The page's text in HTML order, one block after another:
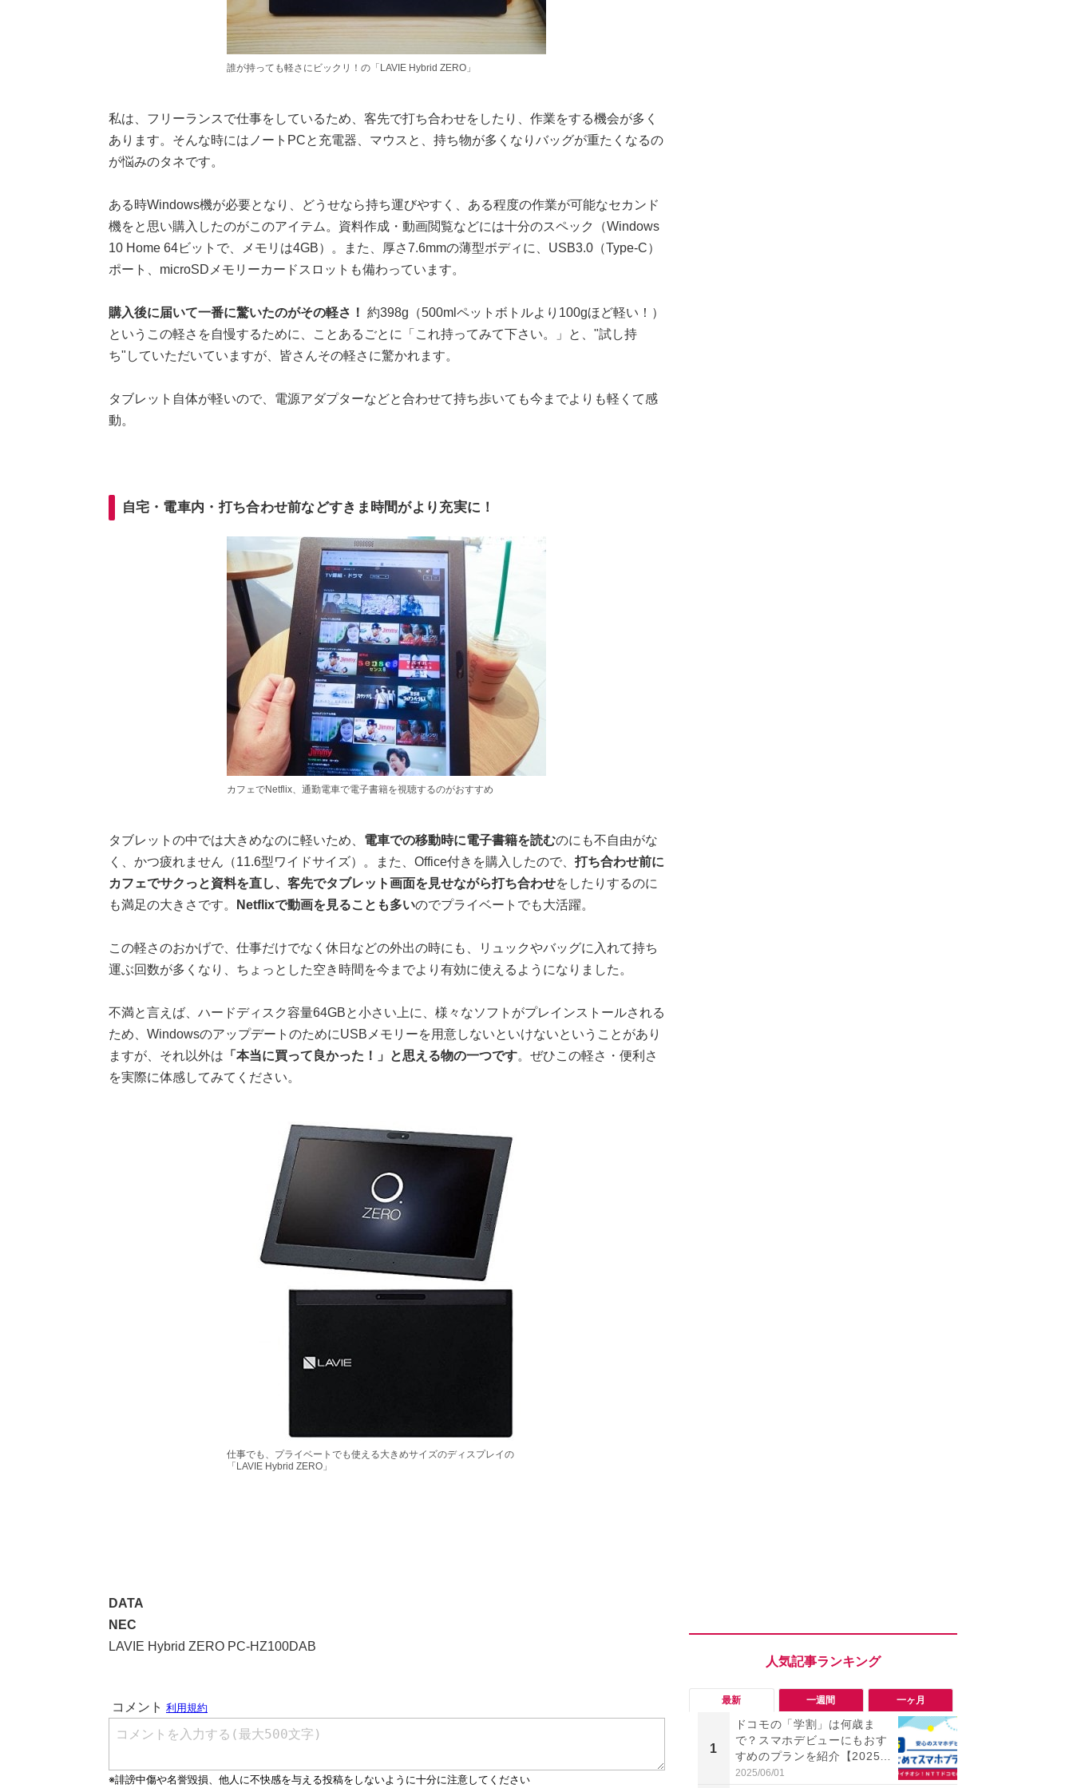
誰が持っても軽さにビックリ！の「LAVIE Hybrid ZERO」
私は、フリーランスで仕事をしているため、客先で打ち合わせをしたり、作業をする機会が多く
あります。そんな時にはノートPCと充電器、マウスと、持ち物が多くなりバッグが重たくなるの
が悩みのタネです。
ある時Windows機が必要となり、どうせなら持ち運びやすく、ある程度の作業が可能なセカンド
機をと思い購入したのがこのアイテム。資料作成・動画閲覧などには十分のスペック（Windows
10 Home 64ビットで、メモリは4GB）。また、厚さ7.6mmの薄型ボディに、USB3.0（Type-C）
ポート、microSDメモリーカードスロットも備わっています。
購入後に届いて一番に驚いたのがその軽さ！ 約398g（500mlペットボトルより100gほど軽い！）
というこの軽さを自慢するために、ことあるごとに「これ持ってみて下さい。」と、"試し持
ち"していただいていますが、皆さんその軽さに驚かれます。
タブレット自体が軽いので、電源アダプターなどと合わせて持ち歩いても今までよりも軽くて感
動。
自宅・電車内・打ち合わせ前などすきま時間がより充実に！
カフェでNetflix、通勤電車で電子書籍を視聴するのがおすすめ
タブレットの中では大きめなのに軽いため、 電車での移動時に電子書籍を読むのにも不自由がな
く、かつ疲れません（11.6型ワイドサイズ）。また、Office付きを購入したので、 打ち合わせ前に
カフェでサクっと資料を直し、客先でタブレット画面を見せながら打ち合わせをしたりするのに
も満足の大きさです。
Netflixで動画を見ることも多いのでプライベートでも大活躍。
この軽さのおかげで、仕事だけでなく休日などの外出の時にも、リュックやバッグに入れて持ち
運ぶ回数が多くなり、ちょっとした空き時間を今までより有効に使えるようになりました。
不満と言えば、ハードディスク容量64GBと小さい上に、様々なソフトがプレインストールされる
ため、WindowsのアップデートのためにUSBメモリーを用意しないといけないということがあり
ますが、それ以外は 「本当に買って良かった！」と思える物の一つです。ぜひこの軽さ・便利さ
を実際に体感してみてください。
仕事でも、プライベートでも使える大きめサイズのディスプレイの
「LAVIE Hybrid ZERO」
DATA
NEC
LAVIE Hybrid ZERO PC-HZ100DAB
最新 一週間 一ヶ月
1
ドコモの「学割」は何歳ま
で？スマホデビューにもおす
すめのプランを紹介【2025年
最新】
2025/06/01